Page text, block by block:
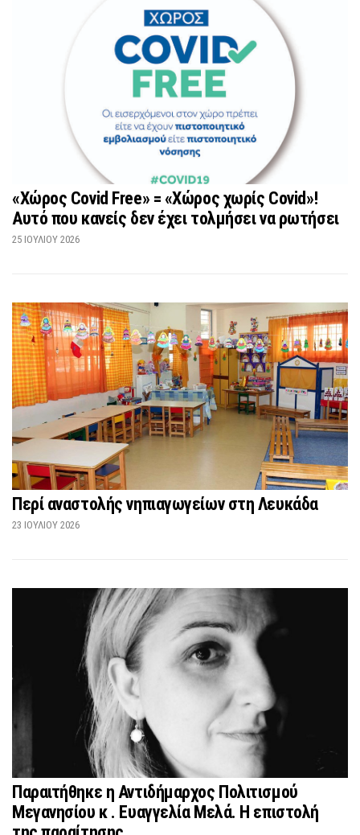
«Χώρος Covid Free» = «Χώρος χωρίς Covid»!
Αυτό που κανείς δεν έχει τολμήσει να ρωτήσει
25 ΙΟΥΛΊΟΥ 2026
Περί αναστολής νηπιαγωγείων στη Λευκάδα
23 ΙΟΥΛΊΟΥ 2026
Παραιτήθηκε η Αντιδήμαρχος Πολιτισμού
Μεγανησίου κ . Ευαγγελία Μελά. Η επιστολή